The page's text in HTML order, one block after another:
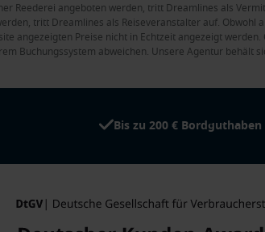
Reederei angeboten werden, tritt Dreamlines als
tritt Dreamlines als Reiseveranstalter auf.
angezeigten Preise nicht in Echtzeit angezeigt
Buchungssystem abweichen. Unsere Agentur behält
Bis zu 200 € Bordguthaben